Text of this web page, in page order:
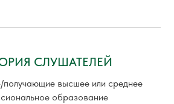
СЛУШАТЕЛЕЙ
высшее или среднее
образование